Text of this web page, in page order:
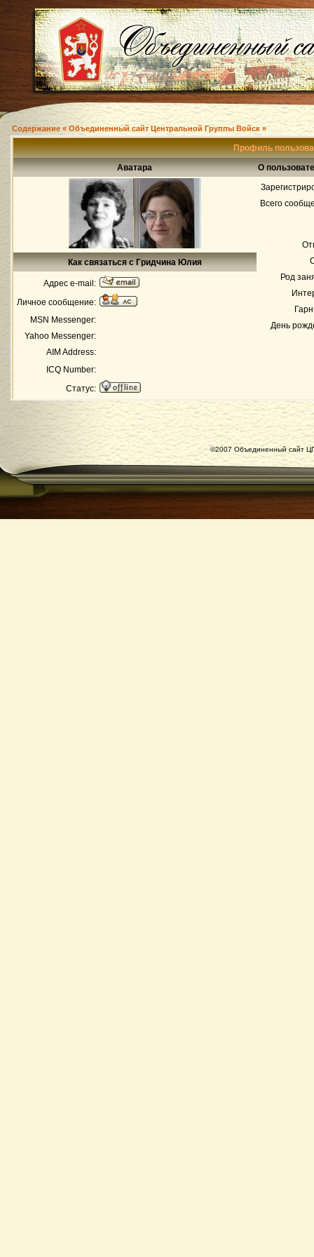
Содержание « Объединенный сайт Центральной Группы Войск »
Профиль
Аватара
О
Всего
Род
День
Как связаться с Гридчина Юлия
Адрес e-mail:
Личное сообщение:
MSN Messenger:
Yahoo Messenger:
AIM Address:
ICQ Number:
Статус:
©2007 Объединенный сайт